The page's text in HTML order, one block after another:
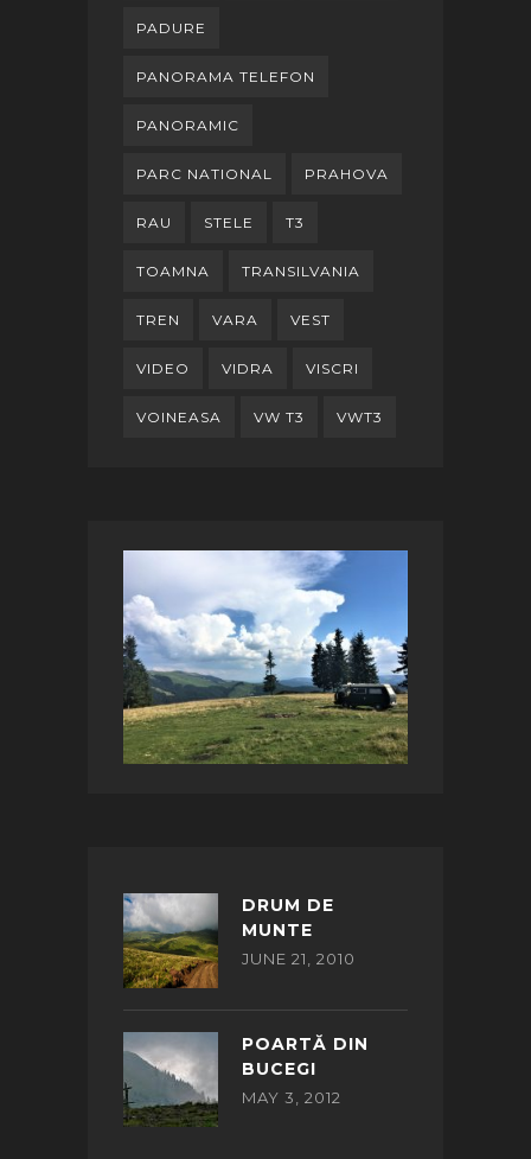
PADURE
PANORAMA TELEFON
PANORAMIC
PARC NATIONAL PRAHOVA
RAU STELE T3
TOAMNA TRANSILVANIA
TREN VARA VEST
VIDEO VIDRA VISCRI
VOINEASA VW T3 VWT3
DRUM DE
MUNTE
JUNE 21, 2010
POARTĂ DIN
BUCEGI
MAY 3, 2012